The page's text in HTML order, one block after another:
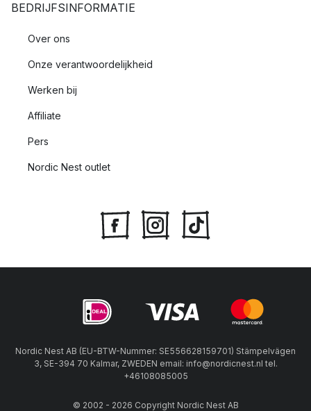
BEDRIJFSINFORMATIE
Over ons
Onze verantwoordelijkheid
Werken bij
Affiliate
Pers
Nordic Nest outlet
Nordic Nest AB (EU-BTW-Nummer: SE556628159701) Stämpelvägen
3, SE-394 70 Kalmar, ZWEDEN email: info@nordicnest.nl tel.
+46108085005
© 2002 - 2026 Copyright Nordic Nest AB